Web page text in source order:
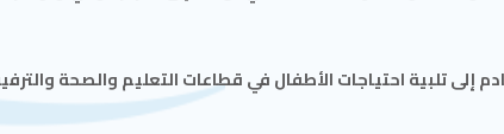
تلبية احتياجات الأطفال في قطاعات التعليم والصحة